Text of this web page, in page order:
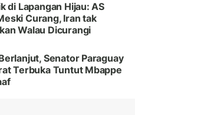
di Lapangan Hijau: AS
Curang, Iran tak
Walau Dicurangi
Senator Paraguay
Terbuka Tuntut Mbappe